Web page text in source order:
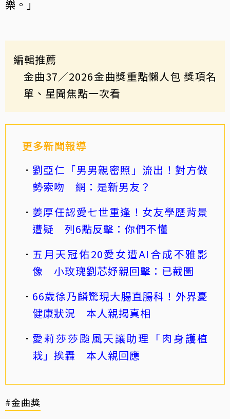
樂。」
編輯推薦
金曲37／2026金曲獎重點懶人包 獎項名
單、星聞焦點一次看
更多新聞報導
劉亞仁「男男親密照」流出！對方做
勢索吻 網：是新男友？
姜厚任認愛七世重逢！女友學歷背景
遭疑 列6點反擊：你們不懂
五月天冠佑20愛女遭AI合成不雅影
像 小玫瑰劉芯妤親回擊：已截圖
66歲徐乃麟驚現大腸直腸科！外界憂
健康狀況 本人親揭真相
愛莉莎莎颱風天讓助理「肉身護植
栽」挨轟 本人親回應
#金曲獎